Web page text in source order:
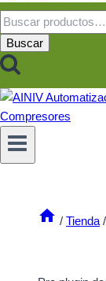
Buscar
por:
Buscar
/ Tienda /